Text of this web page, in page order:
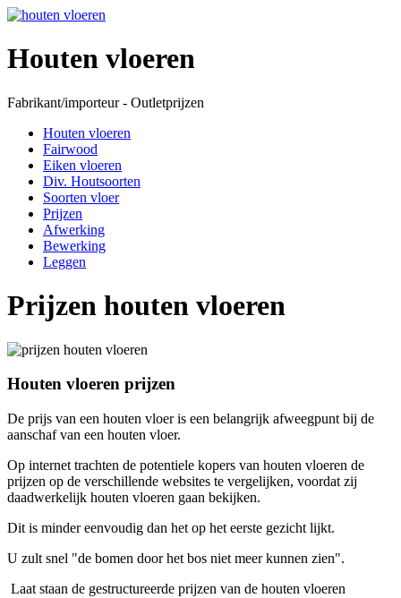
Houten vloeren
Fabrikant/importeur - Outletprijzen
Houten vloeren
Fairwood
Eiken vloeren
Div. Houtsoorten
Soorten vloer
Prijzen
Afwerking
Bewerking
Leggen
Prijzen houten vloeren
Houten vloeren prijzen
De prijs van een houten vloer is een belangrijk afweegpunt bij de
aanschaf van een houten vloer.
Op internet trachten de potentiele kopers van houten vloeren de
prijzen op de verschillende websites te vergelijken, voordat zij
daadwerkelijk houten vloeren gaan bekijken.
Dit is minder eenvoudig dan het op het eerste gezicht lijkt.
U zult snel "de bomen door het bos niet meer kunnen zien".
Laat staan de gestructureerde prijzen van de houten vloeren